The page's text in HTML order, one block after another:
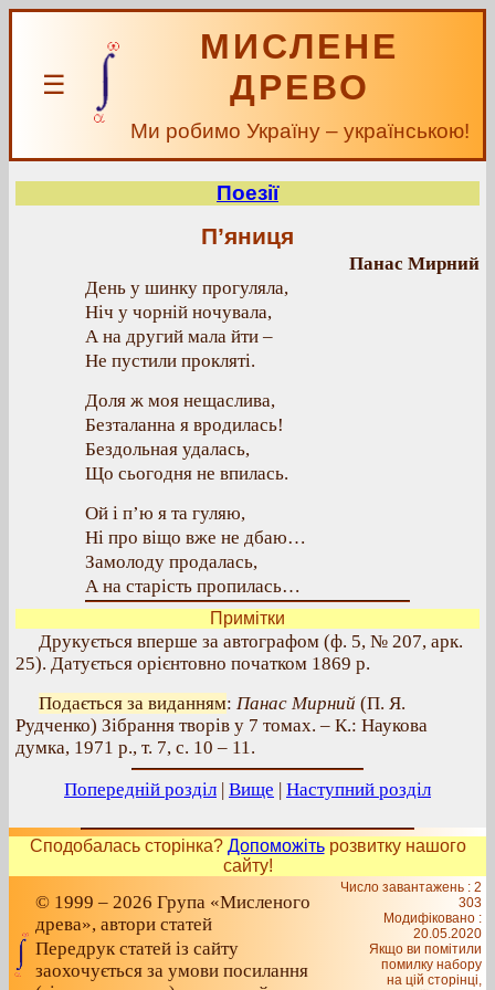
☰
МИСЛЕНЕ
ДРЕВО
Ми робимо Україну – українською!
Поезії
П’яниця
Панас Мирний
День у шинку прогуляла,
Ніч у чорній ночувала,
А на другий мала йти –
Не пустили прокляті.
Доля ж моя нещаслива,
Безталанна я вродилась!
Бездольная удалась,
Що сьогодня не впилась.
Ой і п’ю я та гуляю,
Ні про віщо вже не дбаю…
Замолоду продалась,
А на старість пропилась…
Примітки
Друкується вперше за автографом (ф. 5, № 207, арк.
25). Датується орієнтовно початком 1869 р.
Подається за виданням: Панас Мирний (П. Я.
Рудченко) Зібрання творів у 7 томах. – К.: Наукова
думка, 1971 р., т. 7, с. 10 – 11.
Попередній розділ | Вище | Наступний розділ
Сподобалась сторінка? Допоможітьрозвитку нашого
сайту!
© 1999 – 2026 Група «Мисленого
древа», автори статей
Передрук статей із сайту
заохочується за умови посилання
Число завантажень : 2
303
Модифіковано :
20.05.2020
Якщо ви помітили
помилку набору
на цiй сторiнцi,